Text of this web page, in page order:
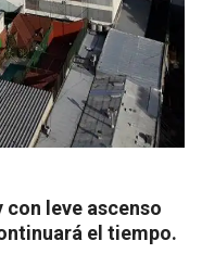
con leve ascenso
el tiempo.